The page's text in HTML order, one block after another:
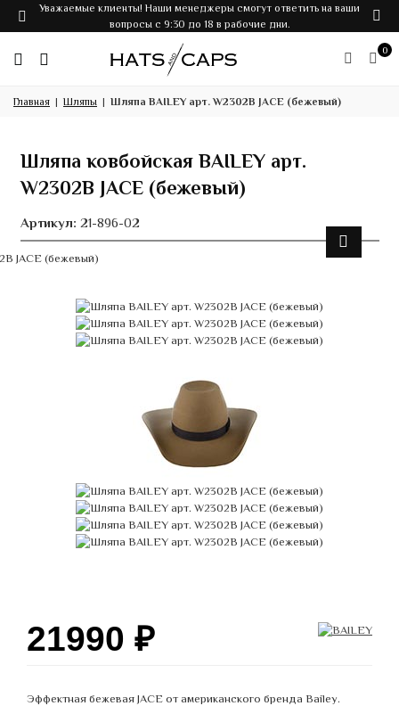
Уважаемые клиенты! Наши менеджеры смогут ответить на ваши
вопросы с 9:30 до 18 в рабочие дни.
0
Главная Шляпы Шляпа BAILEY арт. W2302B JACE (бежевый)
Шляпа ковбойская BAILEY арт.
W2302B JACE (бежевый)
Артикул: 21-896-02
21990 ₽
Эффектная бежевая JACE от американского бренда Bailey.